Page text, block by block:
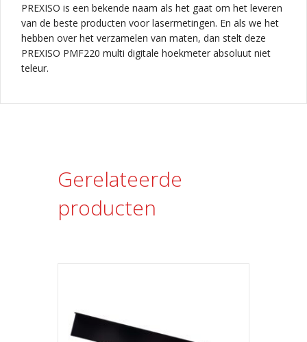
PREXISO is een bekende naam als het gaat om het leveren
van de beste producten voor lasermetingen. En als we het
hebben over het verzamelen van maten, dan stelt deze
PREXISO PMF220 multi digitale hoekmeter absoluut niet
teleur.
Gerelateerde
producten